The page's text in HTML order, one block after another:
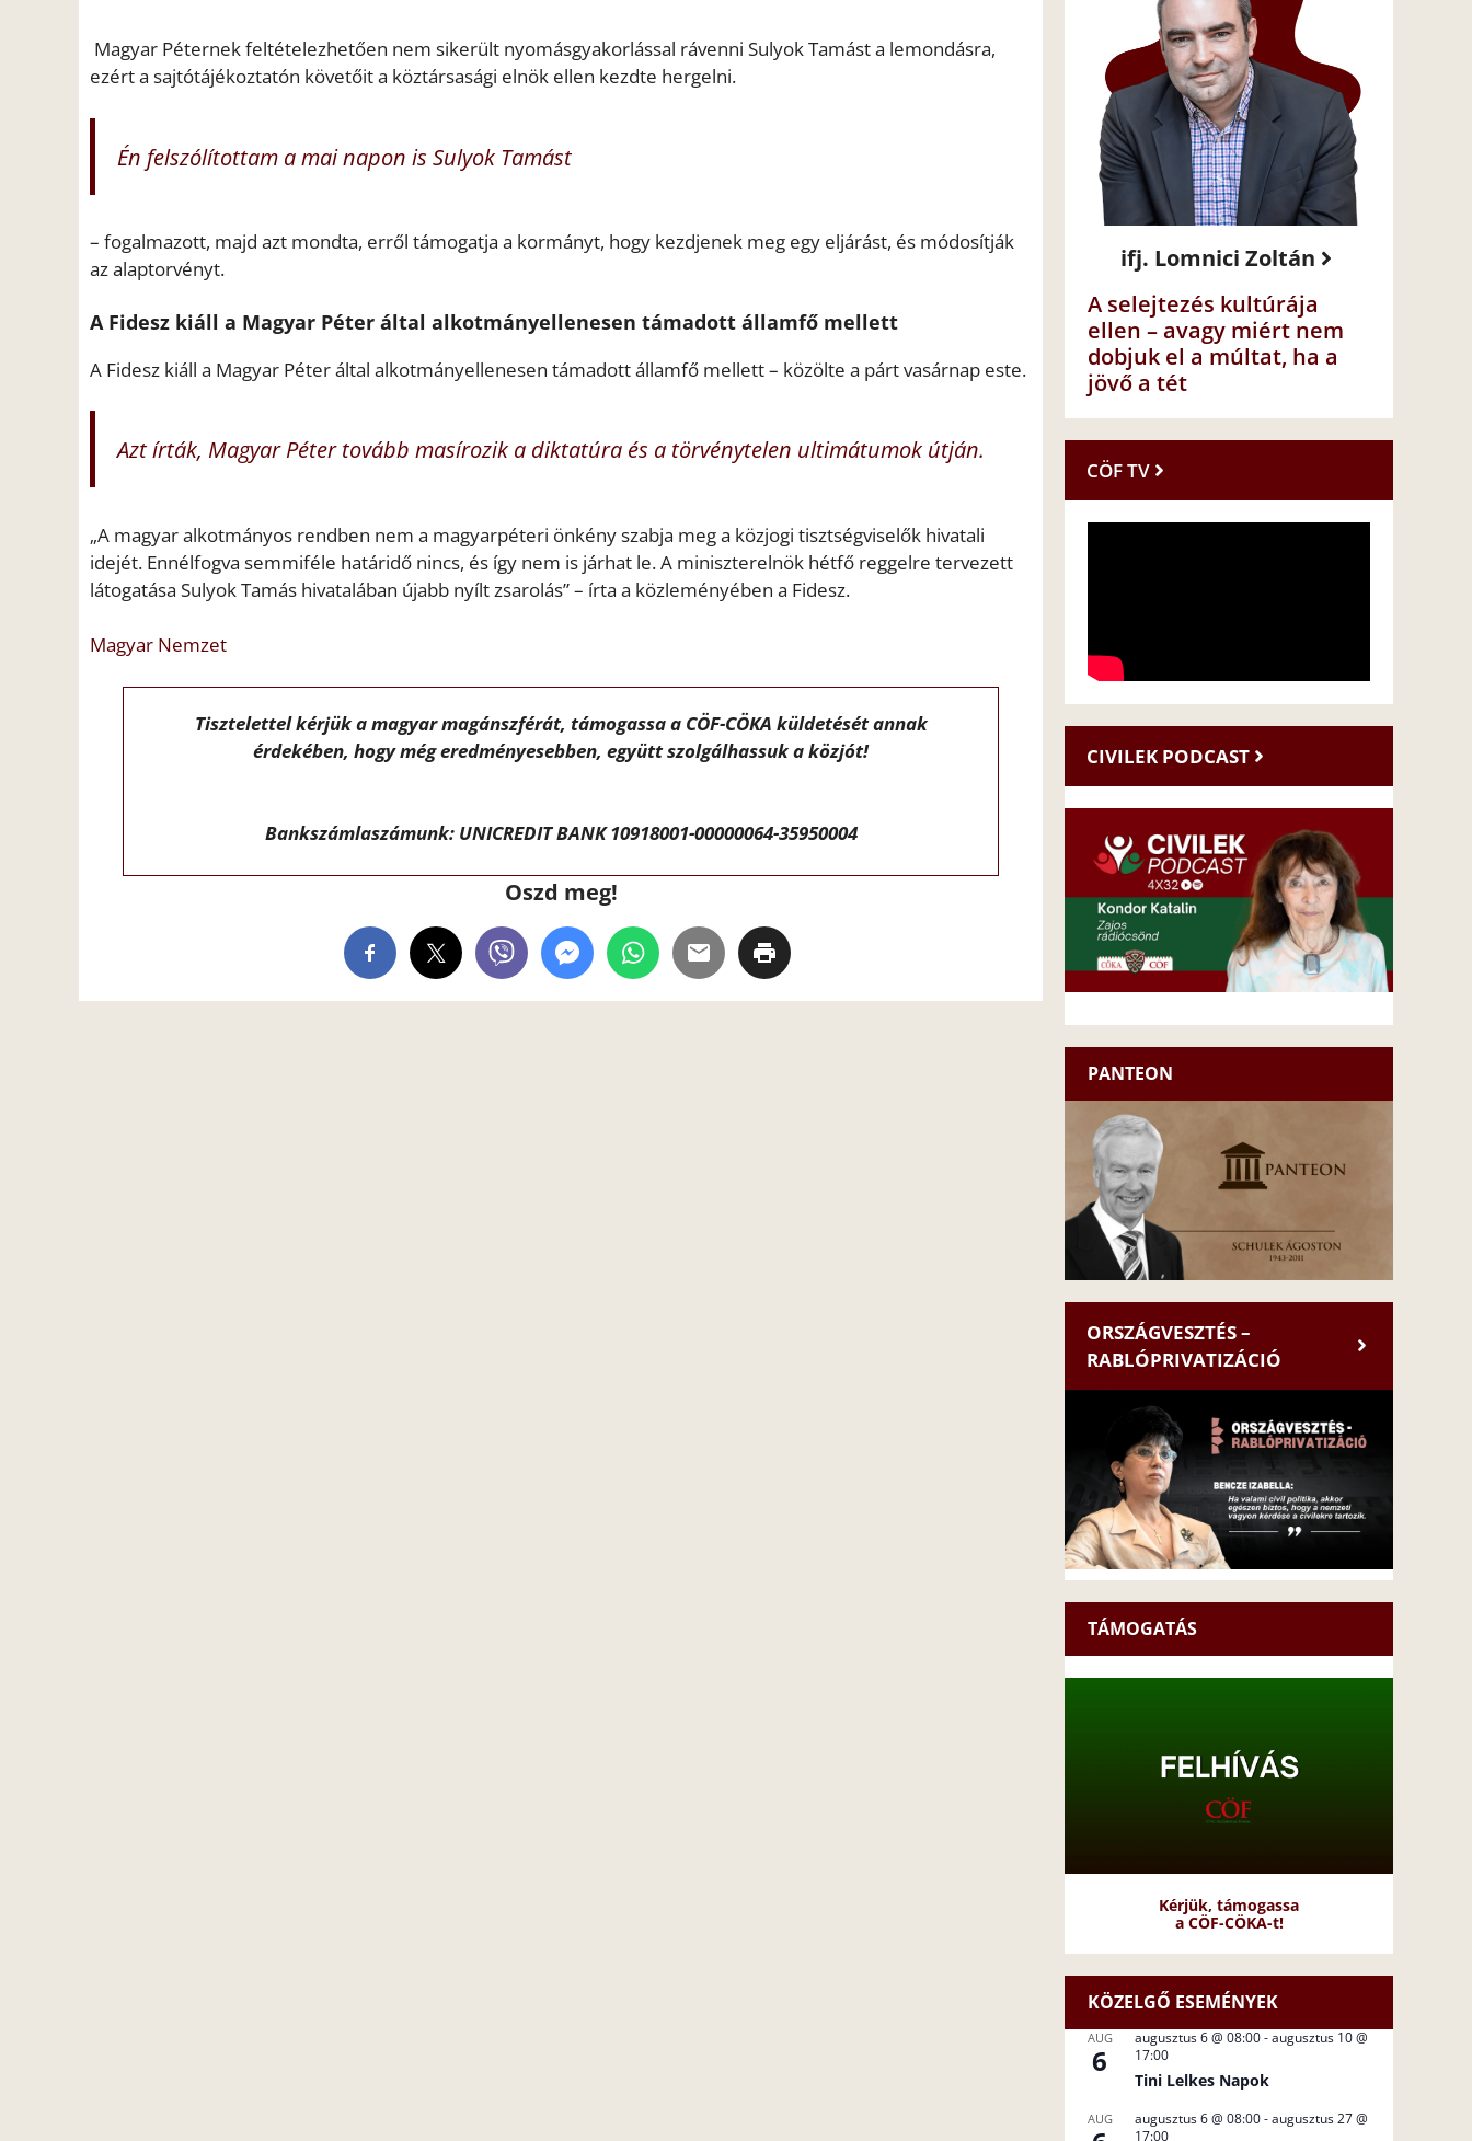
Magyar Péternek feltételezhetően nem sikerült nyomásgyakorlással rávenni Sulyok Tamást a lemondásra,
ezért a sajtótájékoztatón követőit a köztársasági elnök ellen kezdte hergelni.
Én felszólítottam a mai napon is Sulyok Tamást
– fogalmazott, majd azt mondta, erről támogatja a kormányt, hogy kezdjenek meg egy eljárást, és módosítják
az alaptorvényt.
A Fidesz kiáll a Magyar Péter által alkotmányellenesen támadott államfő mellett
A Fidesz kiáll a Magyar Péter által alkotmányellenesen támadott államfő mellett – közölte a párt vasárnap este.
Azt írták, Magyar Péter tovább masírozik a diktatúra és a törvénytelen ultimátumok útján.
„A magyar alkotmányos rendben nem a magyarpéteri önkény szabja meg a közjogi tisztségviselők hivatali
idejét. Ennélfogva semmiféle határidő nincs, és így nem is járhat le. A miniszterelnök hétfő reggelre tervezett
látogatása Sulyok Tamás hivatalában újabb nyílt zsarolás” – írta a közleményében a Fidesz.
Magyar Nemzet
Tisztelettel kérjük a magyar magánszférát, támogassa a CÖF-CÖKA küldetését annak
érdekében, hogy még eredményesebben, együtt szolgálhassuk a közjót!
Bankszámlaszámunk: UNICREDIT BANK 10918001-00000064-35950004
Oszd meg!
ifj. Lomnici Zoltán
A selejtezés kultúrája
ellen – avagy miért nem
dobjuk el a múltat, ha a
jövő a tét
CÖF TV
CIVILEK PODCAST
PANTEON
ORSZÁGVESZTÉS –
RABLÓPRIVATIZÁCIÓ
TÁMOGATÁS
Kérjük, támogassa
a CÖF-CÖKA-t!
KÖZELGŐ ESEMÉNYEK
AUG
6
augusztus 6 @ 08:00-augusztus 10 @
17:00
Tini Lelkes Napok
AUG augusztus 6 @ 08:00-augusztus 27 @
17:00